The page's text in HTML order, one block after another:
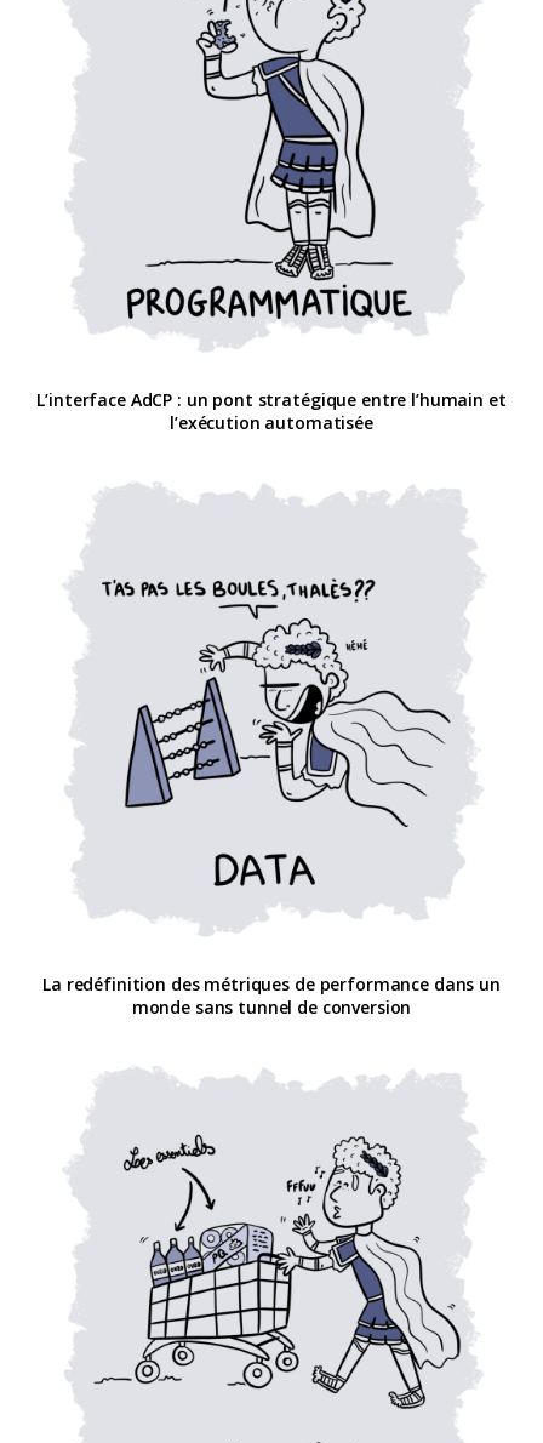
L’interface AdCP : un pont stratégique entre l’humain et
l’exécution automatisée
La redéfinition des métriques de performance dans un
monde sans tunnel de conversion